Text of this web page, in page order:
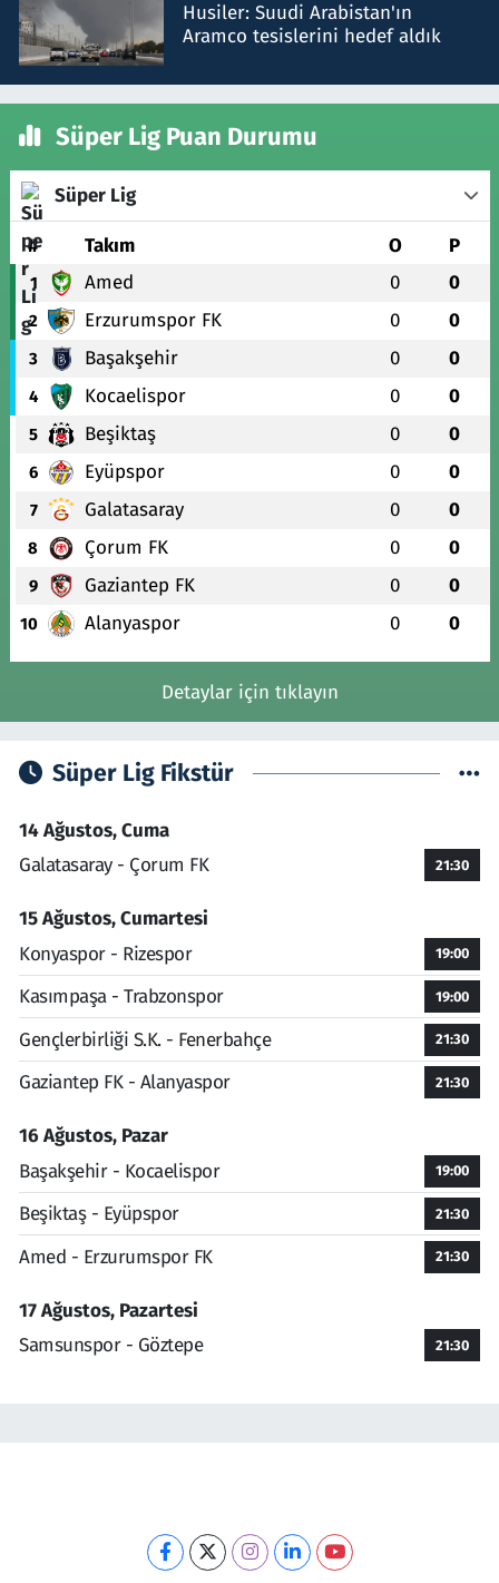
Husiler: Suudi Arabistan'ın
Aramco tesislerini hedef aldık
Süper Lig Puan Durumu
Süper Lig
# Takım O P
1 Amed 0 0
2 Erzurumspor FK 0 0
3 Başakşehir 0 0
4 Kocaelispor 0 0
5 Beşiktaş 0 0
6 Eyüpspor 0 0
7 Galatasaray 0 0
8 Çorum FK 0 0
9 Gaziantep FK 0 0
10 Alanyaspor 0 0
Detaylar için tıklayın
Süper Lig Fikstür
14 Ağustos, Cuma
Galatasaray - Çorum FK
21:30
15 Ağustos, Cumartesi
Konyaspor - Rizespor
19:00
Kasımpaşa - Trabzonspor 19:00
Gençlerbirliği S.K. - Fenerbahçe 21:30
Gaziantep FK - Alanyaspor 21:30
16 Ağustos, Pazar
Başakşehir - Kocaelispor
19:00
Beşiktaş - Eyüpspor 21:30
Amed - Erzurumspor FK 21:30
17 Ağustos, Pazartesi
Samsunspor - Göztepe
21:30